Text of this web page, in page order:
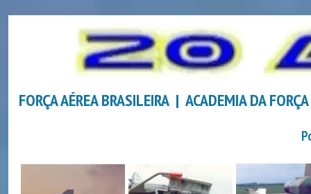
FORÇA AÉREA BRASILEIRA | ACADEMIA DA